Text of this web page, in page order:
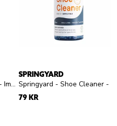
Springyard - Eco Proofer - Impregneringsspray
SPRINGYARD
79 KR